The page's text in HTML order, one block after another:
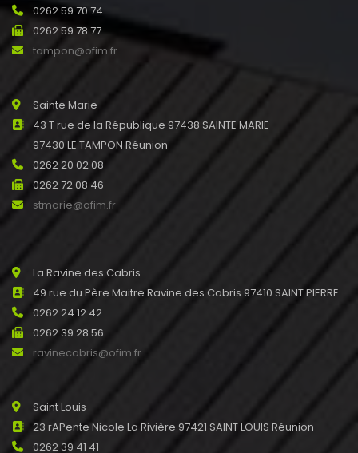
0262 59 70 74
0262 59 78 77
tampon@ofim.fr
Sainte Marie
43 T rue de la République 97438 SAINTE MARIE
97430 LE TAMPON Réunion
0262 20 02 08
0262 72 08 46
stmarie@ofim.fr
La Ravine des Cabris
49 rue du Père Maitre Ravine des Cabris 97410 SAINT PIERRE
0262 24 12 42
0262 39 28 56
ravinecabris@ofim.fr
Saint Louis
23 rAPente Nicole La Rivière 97421 SAINT LOUIS Réunion
0262 39 41 41